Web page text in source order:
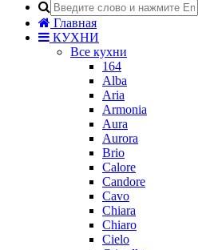
Главная
КУХНИ
Все кухни
164
Alba
Aria
Armonia
Aura
Aurora
Brio
Calore
Candore
Cavo
Chiara
Chiaro
Cielo